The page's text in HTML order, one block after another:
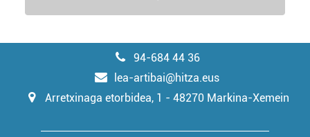
94-684 44 36
lea-artibai@hitza.eus
Arretxinaga etorbidea, 1 - 48270 Markina-Xemein